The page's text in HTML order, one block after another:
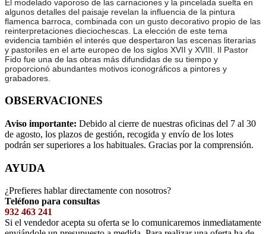
El modelado vaporoso de las carnaciones y la pincelada suelta en
algunos detalles del paisaje revelan la influencia de la pintura
flamenca barroca, combinada con un gusto decorativo propio de las
reinterpretaciones dieciochescas. La elección de este tema
evidencia también el interés que despertaron las escenas literarias
y pastoriles en el arte europeo de los siglos XVII y XVIII. Il Pastor
Fido fue una de las obras más difundidas de su tiempo y
proporcionó abundantes motivos iconográficos a pintores y
grabadores.
OBSERVACIONES
Aviso importante: Debido al cierre de nuestras oficinas del 7 al 30
de agosto, los plazos de gestión, recogida y envío de los lotes
podrán ser superiores a los habituales. Gracias por la comprensión.
AYUDA
¿Prefieres hablar directamente con nosotros?
Teléfono para consultas
932 463 241
Si el vendedor acepta su oferta se lo comunicaremos inmediatamente